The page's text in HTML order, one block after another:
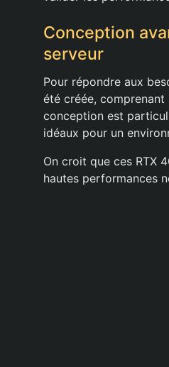
Conception
serveur
Pour répondre aux
été créée,
conception est
idéaux pour un
On croit que ces RTX
hautes performances